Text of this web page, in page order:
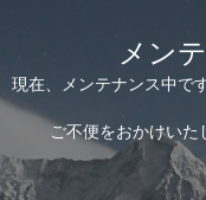
メン
現在、メンテナンス中で
ご不便をおかけいた